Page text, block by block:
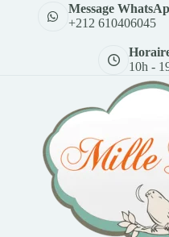
Message
+212 610406045
10h -